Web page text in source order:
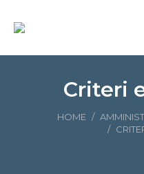
Criteri
Tu sei qui:
HOME